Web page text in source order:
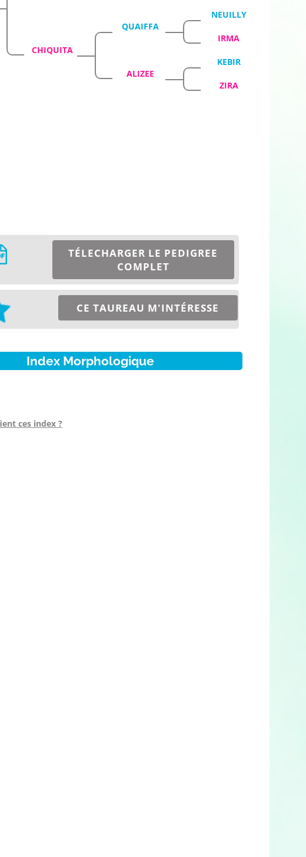
CHIQUITA
QUAIFFA
NEUILLY
IRMA
ALIZEE
KEBIR
ZIRA
TÉLECHARGER LE PEDIGREE
COMPLET
CE TAUREAU M'INTÉRESSE
Index Morphologique
ces index ?